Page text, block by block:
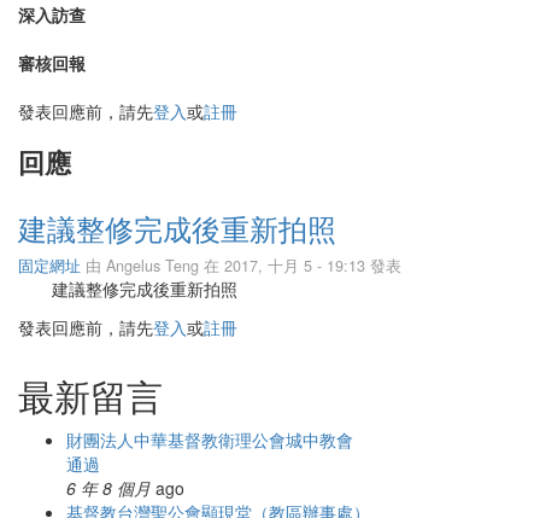
深入訪查
審核回報
發表回應前，請先登入或註冊
回應
建議整修完成後重新拍照
固定網址 由 Angelus Teng 在 2017, 十月 5 - 19:13 發表
建議整修完成後重新拍照
發表回應前，請先登入或註冊
最新留言
財團法人中華基督教衛理公會城中教會
通過
6 年 8 個月 ago
基督教台灣聖公會顯現堂（教區辦事處）